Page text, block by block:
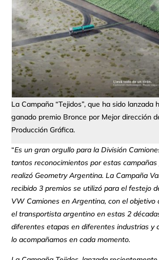
La Campaña “Tejidos”, que ha sido lanzada
ganado premio Bronce por Mejor dirección
Producción Gráfica.
“Es un gran orgullo para la División
tantos reconocimientos por estas
realizó Geometry Argentina. La Campaña
recibido 3 premios se utilizó para el festejo
VW Camiones en Argentina, con el objetivo
el transportista argentino en estas 2
diferentes etapas en diferentes industrias y
lo acompañamos en cada momento.